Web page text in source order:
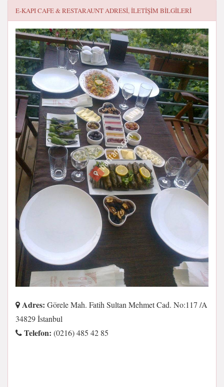
E-KAPI CAFE & RESTARAUNTADRESI, ILETIŞIM BILGILERI
Adres: Görele Mah. Fatih Sultan Mehmet Cad. No:117 /A
34829 İstanbul
Telefon: (0216) 485 42 85